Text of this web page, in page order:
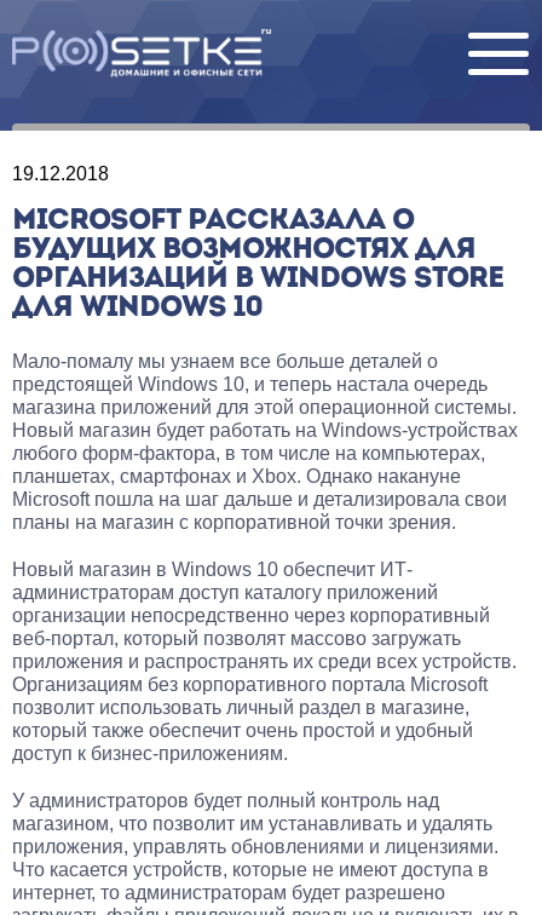
19.12.2018
MICROSOFT РАССКАЗАЛА О
БУДУЩИХ ВОЗМОЖНОСТЯХ ДЛЯ
ОРГАНИЗАЦИЙ В WINDOWS STORE
ДЛЯ WINDOWS 10
Мало-помалу мы узнаем все больше деталей о
предстоящей Windows 10, и теперь настала очередь
магазина приложений для этой операционной системы.
Новый магазин будет работать на Windows-устройствах
любого форм-фактора, в том числе на компьютерах,
планшетах, смартфонах и Xbox. Однако накануне
Microsoft пошла на шаг дальше и детализировала свои
планы на магазин с корпоративной точки зрения.
Новый магазин в Windows 10 обеспечит ИТ-
администраторам доступ каталогу приложений
организации непосредственно через корпоративный
веб-портал, который позволят массово загружать
приложения и распространять их среди всех устройств.
Организациям без корпоративного портала Microsoft
позволит использовать личный раздел в магазине,
который также обеспечит очень простой и удобный
доступ к бизнес-приложениям.
У администраторов будет полный контроль над
магазином, что позволит им устанавливать и удалять
приложения, управлять обновлениями и лицензиями.
Что касается устройств, которые не имеют доступа в
интернет, то администраторам будет разрешено